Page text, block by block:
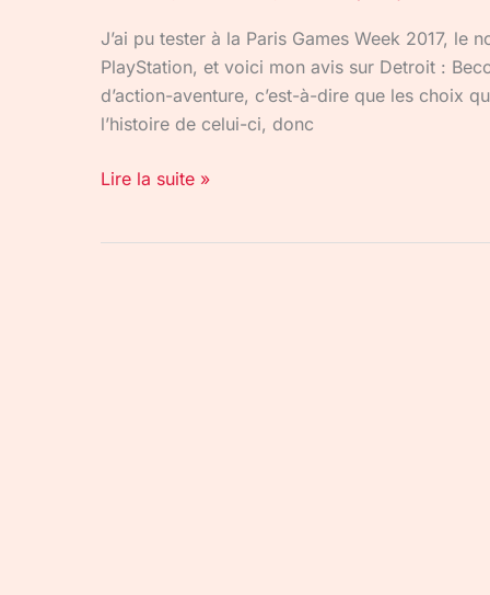
J’ai pu tester à la Paris Games Week 2017, le
PlayStation, et voici mon avis sur Detroit :
d’action-aventure, c’est-à-dire que les choix
l’histoire de celui-ci, donc
Lire la suite »